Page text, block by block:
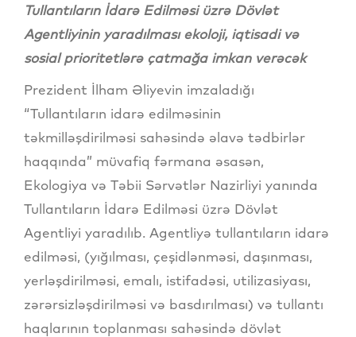
Tullantıların İdarə Edilməsi üzrə Dövlət
Agentliyinin yaradılması ekoloji, iqtisadi və
sosial prioritetlərə çatmağa imkan verəcək
Prezident İlham Əliyevin imzaladığı
“Tullantıların idarə edilməsinin
təkmilləşdirilməsi sahəsində əlavə tədbirlər
haqqında” müvafiq fərmana əsasən,
Ekologiya və Təbii Sərvətlər Nazirliyi yanında
Tullantıların İdarə Edilməsi üzrə Dövlət
Agentliyi yaradılıb. Agentliyə tullantıların idarə
edilməsi, (yığılması, çeşidlənməsi, daşınması,
yerləşdirilməsi, emalı, istifadəsi, utilizasiyası,
zərərsizləşdirilməsi və basdırılması) və tullantı
haqlarının toplanması sahəsində dövlət